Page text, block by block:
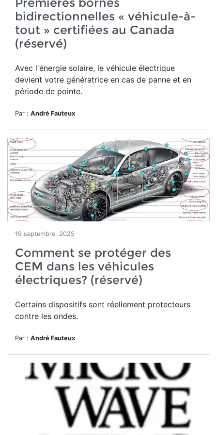
bidirectionnelles « véhicule-à-
tout » certifiées au Canada
(réservé)
Avec l'énergie solaire, le véhicule électrique
devient votre génératrice en cas de panne et en
période de pointe.
Par : André Fauteux
19 septembre, 2025
Comment se protéger des
CEM dans les véhicules
électriques? (réservé)
Certains dispositifs sont réellement protecteurs
contre les ondes.
Par : André Fauteux